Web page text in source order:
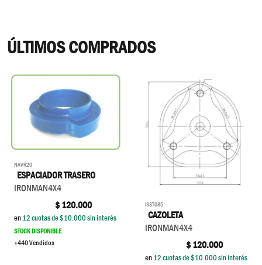
ÚLTIMOS COMPRADOS
NAVR20
ESPACIADOR TRASERO
IRONMAN4X4
$120.000
en12cuotas de $10.000sin interés
STOCK DISPONIBLE
+440 Vendidos
ISST085
CAZOLETA
IRONMAN4X4
$120.000
en12cuotas de $10.000sin interés